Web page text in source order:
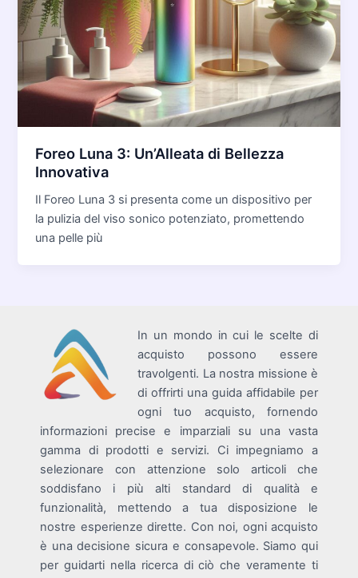
Foreo Luna 3: Un’Alleata di Bellezza
Innovativa
Il Foreo Luna 3 si presenta come un dispositivo per
la pulizia del viso sonico potenziato, promettendo
una pelle più
In un mondo in cui le scelte di
acquisto possono essere
travolgenti. La nostra missione è
di offrirti una guida affidabile per
ogni tuo acquisto, fornendo
informazioni precise e imparziali su una vasta
gamma di prodotti e servizi. Ci impegniamo a
selezionare con attenzione solo articoli che
soddisfano i più alti standard di qualità e
funzionalità, mettendo a tua disposizione le
nostre esperienze dirette. Con noi, ogni acquisto
è una decisione sicura e consapevole. Siamo qui
per guidarti nella ricerca di ciò che veramente ti